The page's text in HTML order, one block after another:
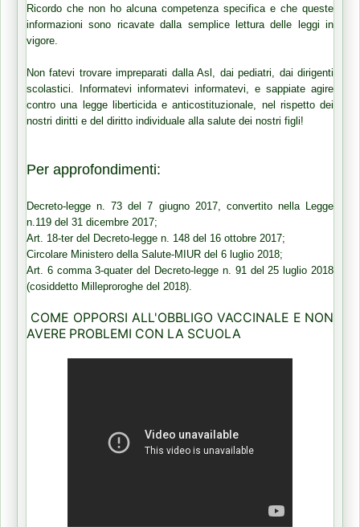
Ricordo che non ho alcuna competenza specifica e che queste
informazioni sono ricavate dalla semplice lettura delle leggi in
vigore.
Non fatevi trovare impreparati dalla Asl, dai pediatri, dai dirigenti
scolastici. Informatevi informatevi informatevi, e sappiate agire
contro una legge liberticida e anticostituzionale, nel rispetto dei
nostri diritti e del diritto individuale alla salute dei nostri figli!
Per approfondimenti:
Decreto-legge n. 73 del 7 giugno 2017, convertito nella Legge
n.119 del 31 dicembre 2017;
Art. 18-ter del Decreto-legge n. 148 del 16 ottobre 2017;
Circolare Ministero della Salute-MIUR del 6 luglio 2018;
Art. 6 comma 3-quater del Decreto-legge n. 91 del 25 luglio 2018
(cosiddetto Milleproroghe del 2018).
COME OPPORSI ALL'OBBLIGO VACCINALE E NON
AVERE PROBLEMI CON LA SCUOLA